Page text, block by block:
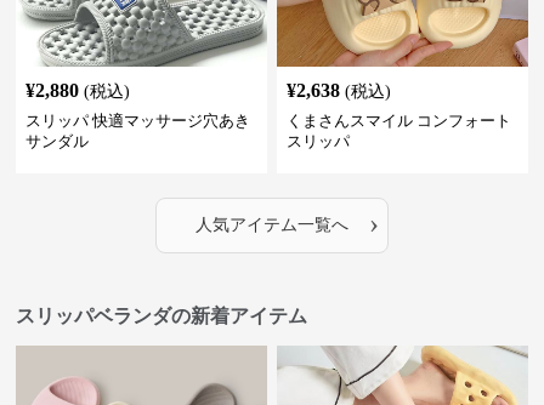
¥2,880 (税込)
スリッパ 快適マッサージ穴あき
サンダル
¥2,638 (税込)
くまさんスマイル コンフォート
スリッパ
人気アイテム一覧へ ›
スリッパベランダの新着アイテム